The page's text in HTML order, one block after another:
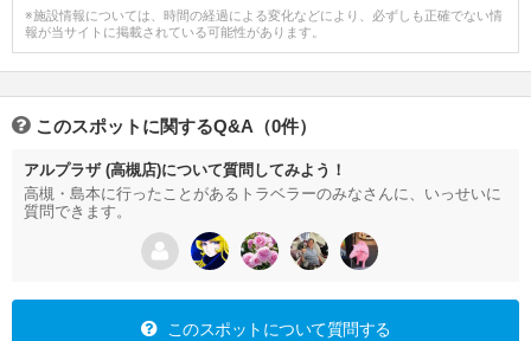
※施設情報については、時間の経過による変化などにより、必ずしも正確でない情
報が当サイトに掲載されている可能性があります。
このスポットに関するQ&A（0件）
アルプラザ (高槻店)について質問してみよう！
高槻・島本に行ったことがあるトラベラーのみなさんに、いっせいに
質問できます。
このスポットについて質問する